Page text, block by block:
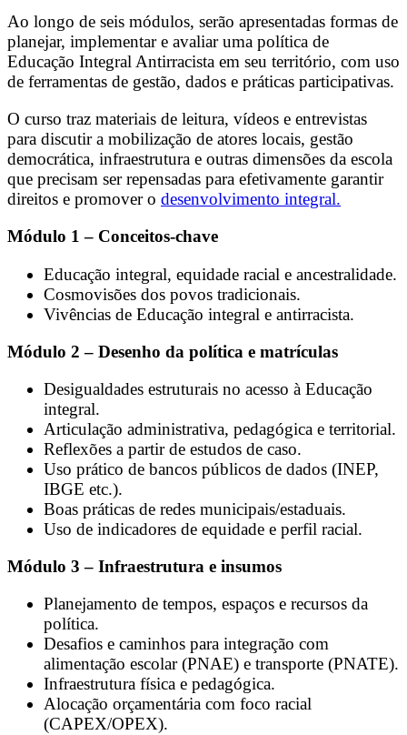
Ao longo de seis módulos, serão apresentadas formas de
planejar, implementar e avaliar uma política de
Educação Integral Antirracista em seu território, com uso
de ferramentas de gestão, dados e práticas participativas.
O curso traz materiais de leitura, vídeos e entrevistas
para discutir a mobilização de atores locais, gestão
democrática, infraestrutura e outras dimensões da escola
que precisam ser repensadas para efetivamente garantir
direitos e promover o desenvolvimento integral.
Módulo 1 – Conceitos-chave
Educação integral, equidade racial e ancestralidade.
Cosmovisões dos povos tradicionais.
Vivências de Educação integral e antirracista.
Módulo 2 – Desenho da política e matrículas
Desigualdades estruturais no acesso à Educação
integral.
Articulação administrativa, pedagógica e territorial.
Reflexões a partir de estudos de caso.
Uso prático de bancos públicos de dados (INEP,
IBGE etc.).
Boas práticas de redes municipais/estaduais.
Uso de indicadores de equidade e perfil racial.
Módulo 3 – Infraestrutura e insumos
Planejamento de tempos, espaços e recursos da
política.
Desafios e caminhos para integração com
alimentação escolar (PNAE) e transporte (PNATE).
Infraestrutura física e pedagógica.
Alocação orçamentária com foco racial
(CAPEX/OPEX).